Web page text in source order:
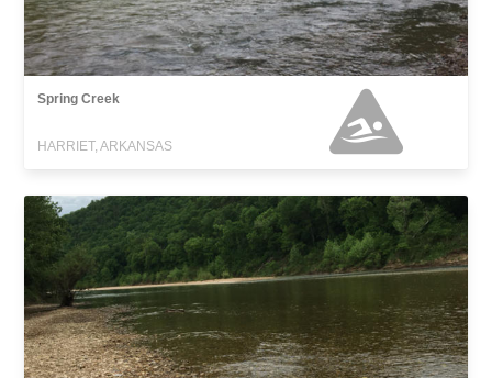
Spring Creek
HARRIET, ARKANSAS